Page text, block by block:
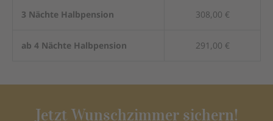
3 Nächte Halbpension
ab 4 Nächte Halbpension
308,00 €
291,00 €
Jetzt Wunschzimmer sichern!